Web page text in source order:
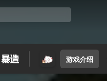
游戏介绍